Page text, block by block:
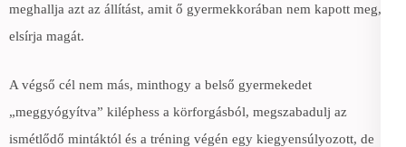
meghallja azt az állítást, amit ő gyermekkorában nem kapott meg,
elsírja magát.
A végső cél nem más, minthogy a belső gyermekedet
„meggyógyítva” kiléphess a körforgásból, megszabadulj az
ismétlődő mintáktól és a tréning végén egy kiegyensúlyozott, de